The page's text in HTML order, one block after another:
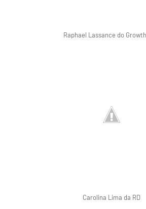
Raphael Lassance do
Carolina Lima da RD